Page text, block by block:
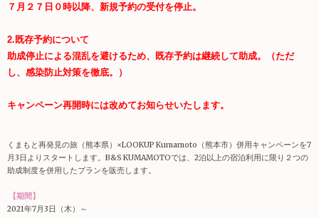
７月２７日０時以降、新規予約の受付を停止。
2.既存予約について
助成停止による混乱を避けるため、既存予約は継続して助成。
（ただ
し、感染防止対策を徹底。）
キャンペーン再開時には改めてお知らせいたします。
くまもと再発見の旅（熊本県）×LOOKUP Kumamoto（熊本市）併用キャンペーンを7
月3日よりスタートします。B&S KUMAMOTOでは、2泊以上の宿泊利用に限り２つの
助成制度を併用したプランを販売します。
【期間】
2021年7月3日（木）～